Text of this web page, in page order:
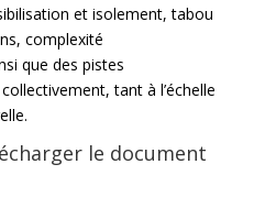
et isolement, tabou
complexité
que des pistes
tant à l’échelle
le document